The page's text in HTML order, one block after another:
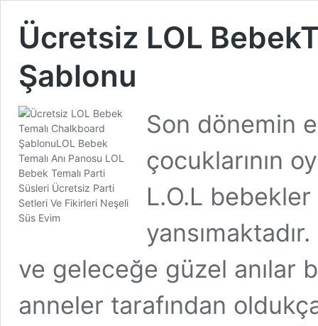
Ücretsiz LOL
Şablonu
Son dönemin
çocuklarının
L.O.L
ve geleceğe güzel anılar
anneler tarafından